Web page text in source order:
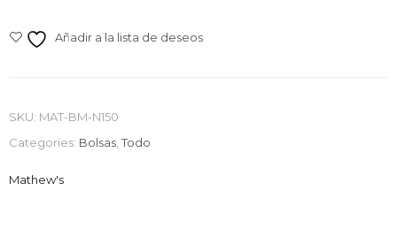
Añadir a la lista de deseos
SKU: MAT-BM-N150
Categories: Bolsas ,Todo
Mathew's